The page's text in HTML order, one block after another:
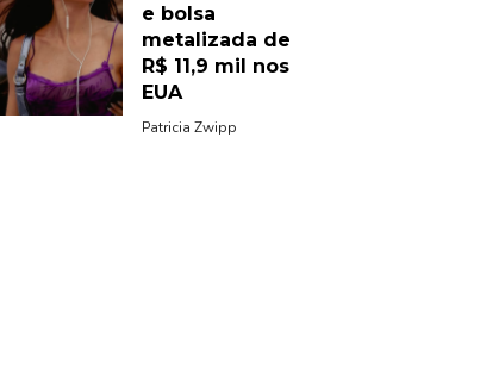
e bolsa
metalizada de
R$ 11,9 mil nos
EUA
Patricia Zwipp